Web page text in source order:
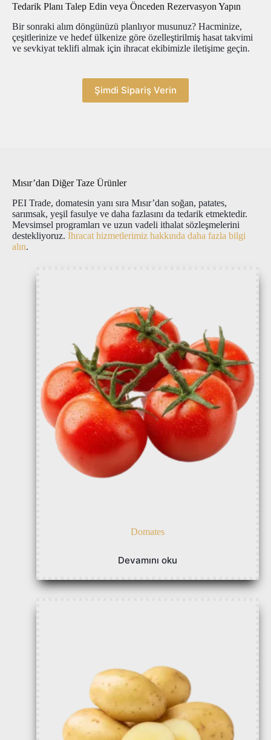
Tedarik Planı Talep Edin veya Önceden Rezervasyon Yapın
Bir sonraki alım döngünüzü planlıyor musunuz? Hacminize,
çeşitlerinize ve hedef ülkenize göre özelleştirilmiş hasat takvimi
ve sevkiyat teklifi almak için ihracat ekibimizle iletişime geçin.
Şimdi Sipariş Verin
Mısır’dan Diğer Taze Ürünler
PEI Trade, domatesin yanı sıra Mısır’dan soğan, patates,
sarımsak, yeşil fasulye ve daha fazlasını da tedarik etmektedir.
Mevsimsel programları ve uzun vadeli ithalat sözleşmelerini
destekliyoruz. İhracat hizmetlerimiz hakkında daha fazla bilgi
alın.
Domates
Devamını oku